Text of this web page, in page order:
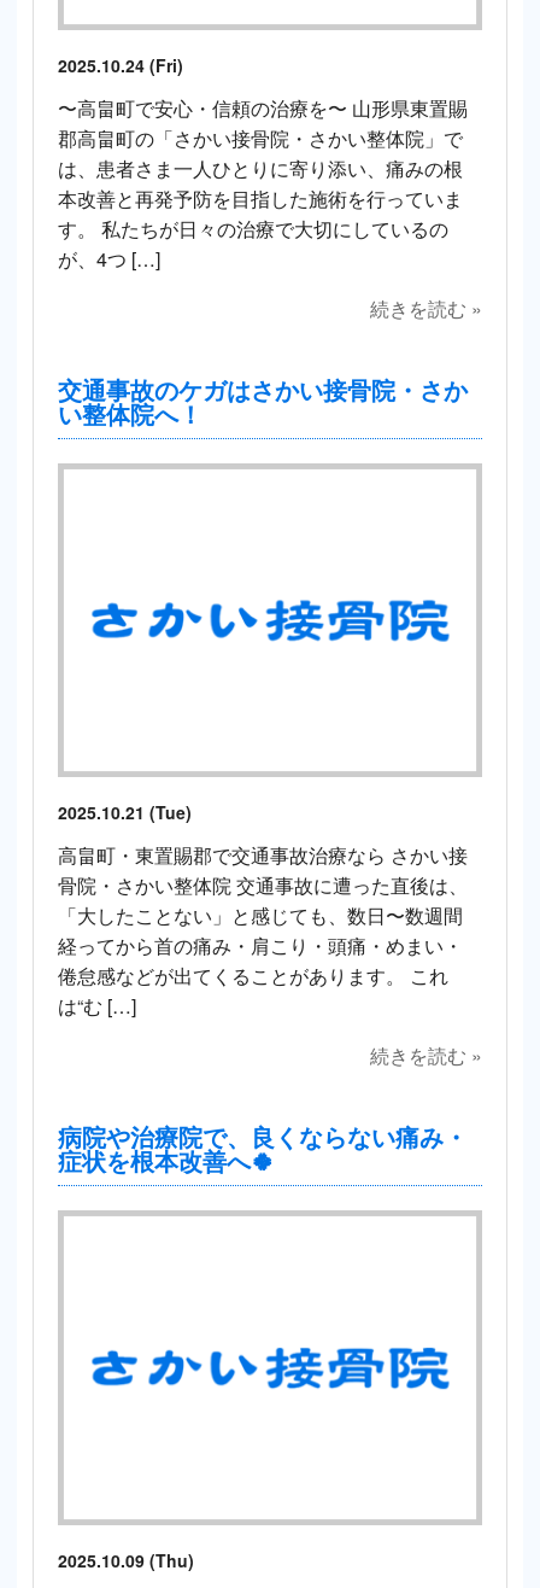
2025.10.24 (Fri)
〜高畠町で安心・信頼の治療を〜 山形県東置賜
郡高畠町の「さかい接骨院・さかい整体院」で
は、患者さま一人ひとりに寄り添い、痛みの根
本改善と再発予防を目指した施術を行っていま
す。 私たちが日々の治療で大切にしているの
が、4つ […]
続きを読む »
交通事故のケガはさかい接骨院・さか
い整体院へ！
2025.10.21 (Tue)
高畠町・東置賜郡で交通事故治療なら さかい接
骨院・さかい整体院 交通事故に遭った直後は、
「大したことない」と感じても、数日〜数週間
経ってから首の痛み・肩こり・頭痛・めまい・
倦怠感などが出てくることがあります。 これ
は“む […]
続きを読む »
病院や治療院で、良くならない痛み・
症状を根本改善へ🍀
2025.10.09 (Thu)